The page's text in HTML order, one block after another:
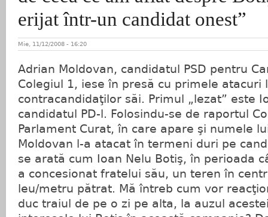
erijat într-un candidat onest”
Mie, 11/12/2008 - 16:20
Adrian Moldovan, candidatul PSD pentru
Colegiul 1, iese în presă cu primele atacuri
contracandidaţilor săi. Primul „lezat” este
candidatul PD-l. Folosindu-se de raportul
Parlament Curat, în care apare şi numele
Moldovan l-a atacat în termeni duri pe
se arată cum Ioan Nelu Botiş, în perioada
a concesionat fratelui său, un teren în
leu/metru pătrat. Mă întreb cum vor
duc traiul de pe o zi pe alta, la auzul